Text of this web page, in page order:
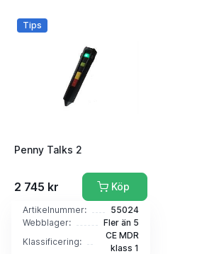
Tips
Penny Talks 2
2 745 kr Köp
Artikelnummer:
55024
Webblager:
Fler än 5
Klassificering:
CE MDR
klass 1